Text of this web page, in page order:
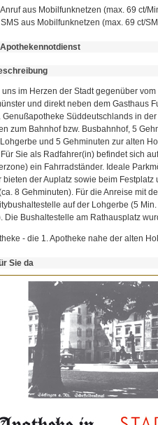
aus Mobilfunknetzen (max. 69 ct/
aus Mobilfunknetzen (max. 69 ct/
im Herzen der Stadt gegenüber
und direkt neben dem Gasthaus
Genußapotheke Süddeutschlands in
zum Bahnhof bzw. Busbahnhof, 5
und 5 Gehminuten zur alten
Sie als Radfahrer(in) befindet sich
ein Fahrradständer. Ideale
bieten der Auplatz sowie beim Festplatz
8 Gehminuten). Für die Anreise mit
auf der Lohgerbe (5
Die Bushaltestelle am Rathausplatz
- die 1. Apotheke nahe der alten
Sie da